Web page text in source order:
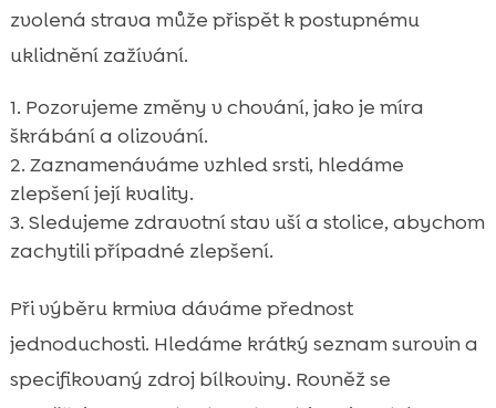
zvolená strava může přispět k postupnému
uklidnění zažívání.
Pozorujeme změny v chování, jako je míra
škrábání a olizování.
Zaznamenáváme vzhled srsti, hledáme
zlepšení její kvality.
Sledujeme zdravotní stav uší a stolice, abychom
zachytili případné zlepšení.
Při výběru krmiva dáváme přednost
jednoduchosti. Hledáme krátký seznam surovin a
specifikovaný zdroj bílkoviny. Rovněž se